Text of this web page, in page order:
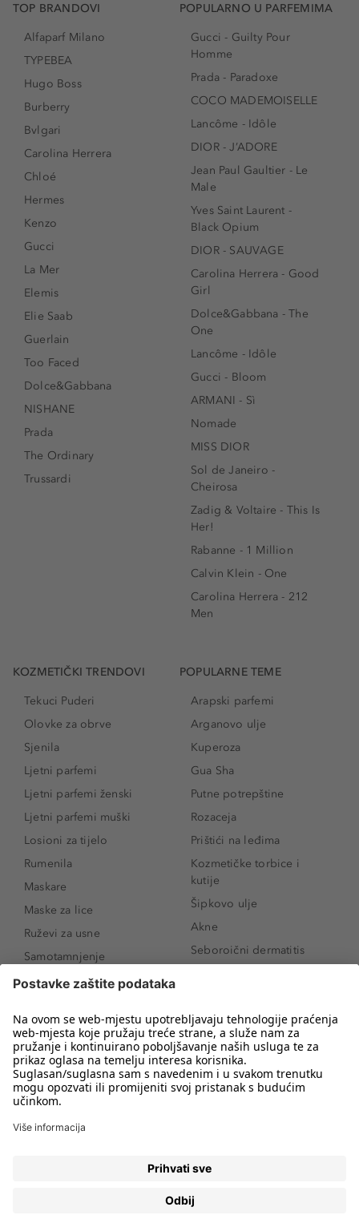
TOP BRANDOVI
Alfaparf Milano
TYPEBEA
Hugo Boss
Burberry
Bvlgari
Carolina Herrera
Chloé
Hermes
Kenzo
Gucci
La Mer
Elemis
Elie Saab
Guerlain
Too Faced
Dolce&Gabbana
NISHANE
Prada
The Ordinary
Trussardi
POPULARNO U PARFEMIMA
Gucci - Guilty Pour
Homme
Prada - Paradoxe
COCO MADEMOISELLE
Lancôme - Idôle
DIOR - J’ADORE
Jean Paul Gaultier - Le
Male
Yves Saint Laurent -
Black Opium
DIOR - SAUVAGE
Carolina Herrera - Good
Girl
Dolce&Gabbana - The
One
Lancôme - Idôle
Gucci - Bloom
ARMANI - Sì
Nomade
MISS DIOR
Sol de Janeiro -
Cheirosa
Zadig & Voltaire - This Is
Her!
Rabanne - 1 Million
Calvin Klein - One
Carolina Herrera - 212
Men
KOZMETIČKI TRENDOVI
Tekuci Puderi
Olovke za obrve
Sjenila
Ljetni parfemi
Ljetni parfemi ženski
Ljetni parfemi muški
Losioni za tijelo
Rumenila
Maskare
Maske za lice
Ruževi za usne
Samotamnjenje
Puderi
Proizvodi za obrve
Sunce i zaštita
Serumi za lice
Proizvodi za čišćenje lica
POPULARNE TEME
Arapski parfemi
Arganovo ulje
Kuperoza
Gua Sha
Putne potrepštine
Rozaceja
Prištići na leđima
Kozmetičke torbice i
kutije
Šipkovo ulje
Akne
Seboroični dermatitis
Novo
Koji mi parfem
odgovara?
Kako našminkati oči da
Kako ukloniti mitesere
Hijaluronska krema